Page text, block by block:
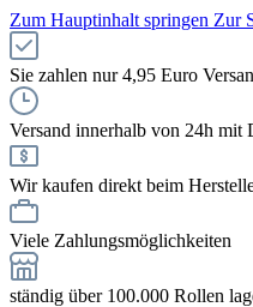
Zum Hauptinhalt springen Zur
Sie zahlen nur 4,95 Euro
Versand innerhalb von 24h mit
Wir kaufen direkt beim
Viele Zahlungsmöglichkeiten
ständig über 100.000 Rollen